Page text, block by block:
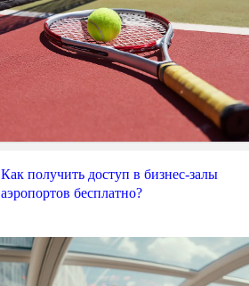
Как получить доступ в бизнес-залы
аэропортов бесплатно?